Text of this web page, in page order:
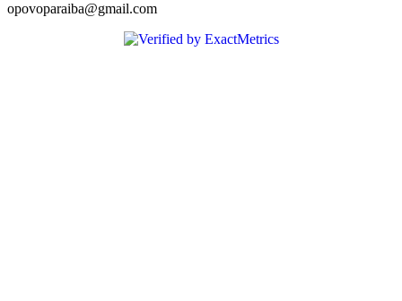
opovoparaiba@gmail.com